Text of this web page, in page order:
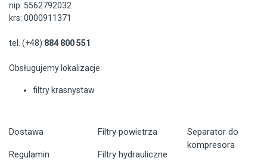
nip: 5562792032
krs: 0000911371
tel. (+48) 884 800 551
Obsługujemy lokalizacje:
filtry krasnystaw
Dostawa
Regulamin
Filtry powietrza
Filtry hydrauliczne
Separator do
kompresora